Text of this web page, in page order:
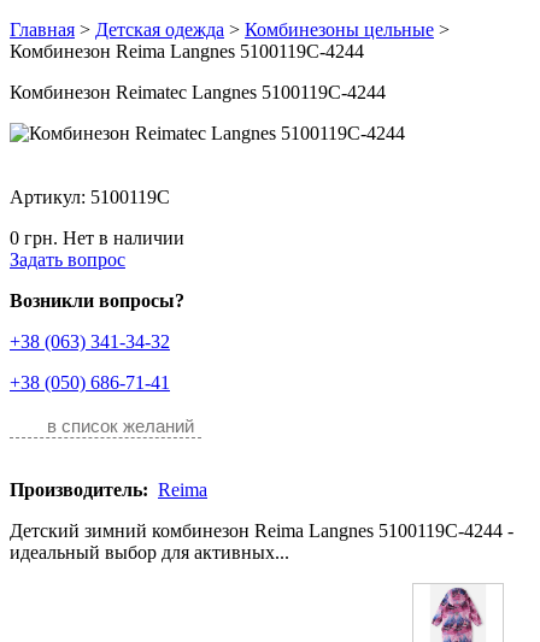
Главная > Детская одежда > Комбинезоны цельные >
Комбинезон Reima Langnes 5100119C-4244
Комбинезон Reimatec Langnes 5100119C-4244
Артикул: 5100119C
0 грн. Нет в наличии
Задать вопрос
Возникли вопросы?
+38 (063) 341-34-32
+38 (050) 686-71-41
в список желаний
Производитель: Reima
Детский зимний комбинезон Reima Langnes 5100119C-4244 -
идеальный выбор для активных...